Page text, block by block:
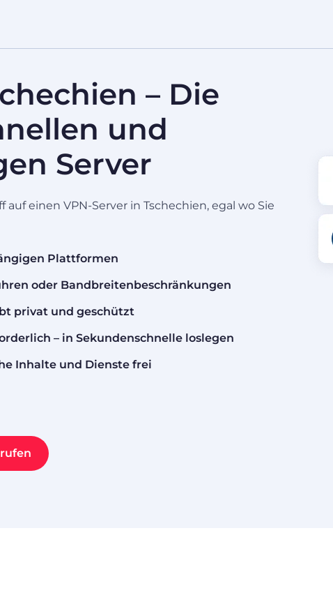
– Die
und
Server
einen VPN-Server in Tschechien, egal wo Sie
Plattformen
oder Bandbreitenbeschränkungen
privat und geschützt
– in Sekundenschnelle loslegen
Inhalte und Dienste frei